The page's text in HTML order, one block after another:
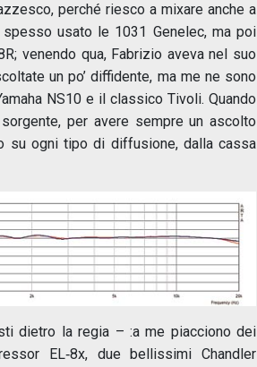
perché riesco a mixare anche a
usato le 1031 Genelec, ma poi
venendo qua, Fabrizio aveva nel suo
un po’ diffidente, ma me ne sono
NS10 e il classico Tivoli. Quando
per avere sempre un ascolto
su ogni tipo di diffusione, dalla cassa
dietro la regia – :a me piacciono dei
EL‑8x, due bellissimi Chandler